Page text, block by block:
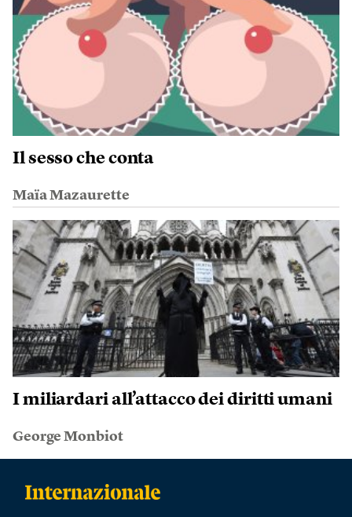
Il sesso che conta
Maïa Mazaurette
I miliardari all’attacco dei diritti umani
George Monbiot